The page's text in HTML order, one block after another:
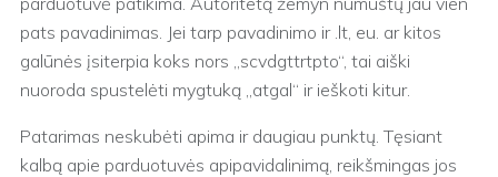
pats pavadinimas. Jei tarp pavadinimo ir .lt, eu. ar kitos
galūnės įsiterpia koks nors „scvdgttrtpto“, tai aiški
nuoroda spustelėti mygtuką „atgal“ ir ieškoti kitur.
Patarimas neskubėti apima ir daugiau punktų. Tęsiant
kalbą apie parduotuvės apipavidalinimą, reikšmingas jos